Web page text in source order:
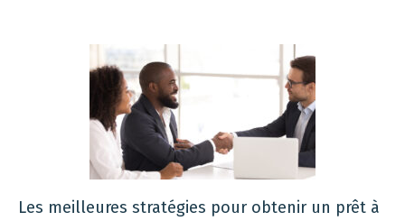
Les meilleures stratégies pour obtenir un prêt à